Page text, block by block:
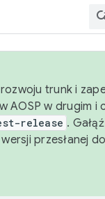
trunk i
AOSP w drugim i
release .
przesłanej